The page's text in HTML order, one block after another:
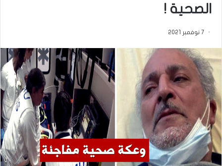
الصحية !
7 نوفمبر 2021